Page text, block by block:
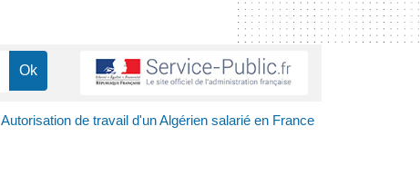
Autorisation de travail d'un Algérien salarié en France